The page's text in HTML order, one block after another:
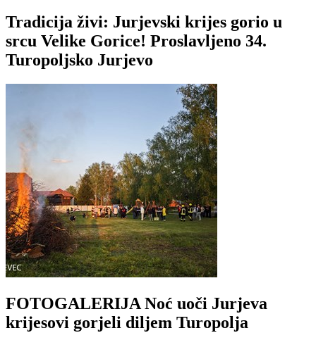
Tradicija živi: Jurjevski krijes gorio u
srcu Velike Gorice! Proslavljeno 34.
Turopoljsko Jurjevo
FOTOGALERIJA Noć uoči Jurjeva
krijesovi gorjeli diljem Turopolja